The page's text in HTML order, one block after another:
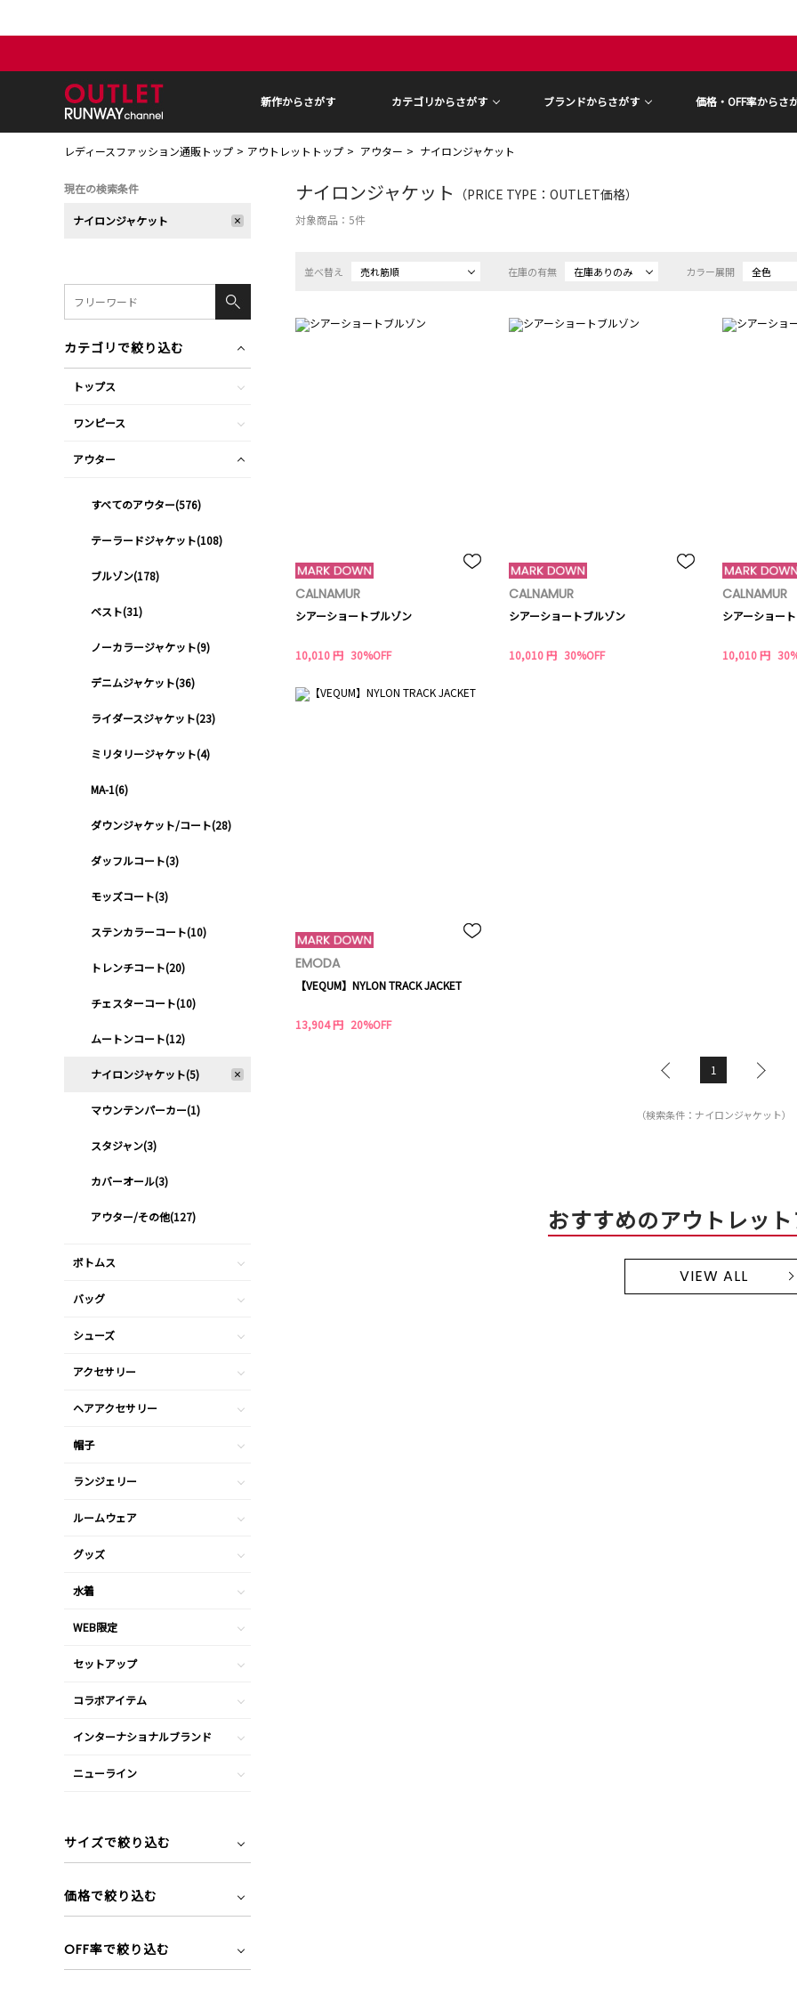
新作からさがす カテゴリからさがす ブランドからさがす 価格・OFF率からさ
レディースファッション通販トップ アウトレットトップ アウター ナイロンジャケット
ナイロンジャケット （PRICE TYPE：OUTLET価格）
対象商品： 5件
並べ替え 売れ筋順 在庫の有無 在庫ありのみ カラー展開 全色
CALNAMUR
シアーショートブルゾン
10,010 円 30%OFF
CALNAMUR
シアーショートブルゾン
10,010 円 30%OFF
CALNAMUR
シアーショー
10,010 円
EMODA
【VEQUM】NYLON TRACK JACKET
13,904 円 20%OFF
1
（検索条件：ナイロンジャケット）
おすすめのアウトレッ
VIEW ALL
現在の検索条件
ナイロンジャケット
カテゴリで絞り込む
トップス
ワンピース
アウター
すべてのアウター(576)
テーラードジャケット(108)
ブルゾン(178)
ベスト(31)
ノーカラージャケット(9)
デニムジャケット(36)
ライダースジャケット(23)
ミリタリージャケット(4)
MA-1(6)
ダウンジャケット/コート(28)
ダッフルコート(3)
モッズコート(3)
ステンカラーコート(10)
トレンチコート(20)
チェスターコート(10)
ムートンコート(12)
ナイロンジャケット(5)
マウンテンパーカー(1)
スタジャン(3)
カバーオール(3)
アウター/その他(127)
ボトムス
バッグ
シューズ
アクセサリー
ヘアアクセサリー
帽子
ランジェリー
ルームウェア
グッズ
水着
WEB限定
セットアップ
コラボアイテム
インターナショナルブランド
ニューライン
サイズで絞り込む
価格で絞り込む
OFF率で絞り込む